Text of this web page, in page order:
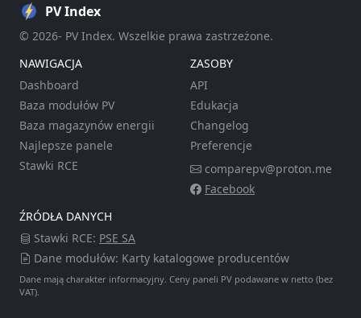
PV Index
© 2026- PV Index. Wszelkie prawa zastrzeżone.
NAWIGACJA
Dashboard
Baza modułów PV
Baza magazynów energii
Najlepsze panele
Stawki RCE
ZASOBY
API
Edukacja
Changelog
Preferencje
comparepv@proton.me
Facebook
ŹRÓDŁA DANYCH
Stawki RCE: PSE SA
Dane modułów: Karty katalogowe producentów
Dane mają charakter informacyjny. Ceny paneli PV podawane w netto (bez
VAT).